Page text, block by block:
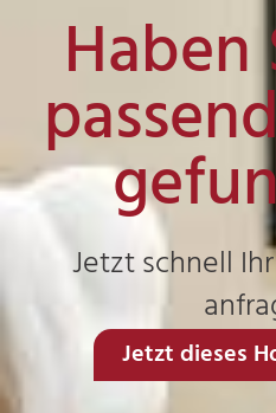
Haben
Jetzt schnell
Jetzt dieses